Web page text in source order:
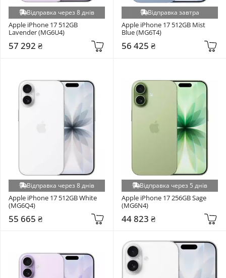
Відправка через 8 днів
Apple iPhone 17 512GB
Lavender (MG6U4)
57 292 ₴
Відправка завтра
Apple iPhone 17 512GB Mist
Blue (MG6T4)
56 425 ₴
Відправка через 8 днів
Apple iPhone 17 512GB White
(MG6Q4)
55 665 ₴
Відправка через 5 днів
Apple iPhone 17 256GB Sage
(MG6N4)
44 823 ₴